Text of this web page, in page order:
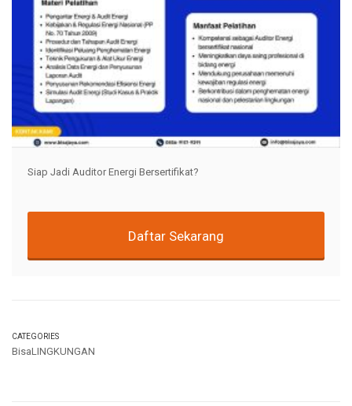
Siap Jadi Auditor Energi Bersertifikat?
Daftar Sekarang
CATEGORIES
BisaLINGKUNGAN